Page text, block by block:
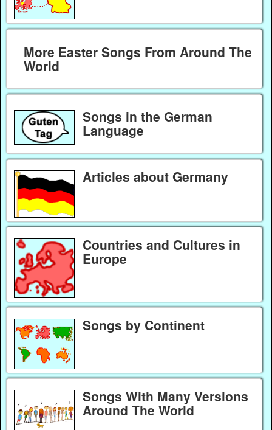
More Easter Songs From Around The
World
Songs in the German
Language
Articles about Germany
Countries and Cultures in
Europe
Songs by Continent
Songs With Many Versions
Around The World